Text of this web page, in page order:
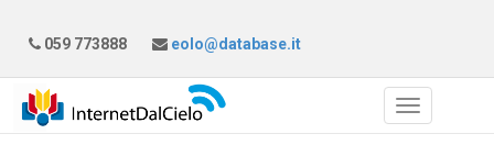
059 773888 eolo@database.it